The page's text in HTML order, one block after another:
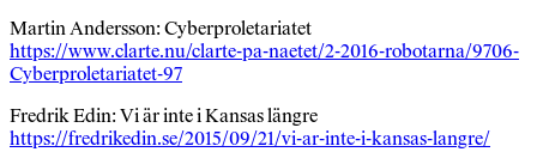
Martin Andersson: Cyberproletariatet
https://www.clarte.nu/clarte-pa-naetet/2-2016-robotarna/9706-
Cyberproletariatet-97
Fredrik Edin: Vi är inte i Kansas längre
https://fredrikedin.se/2015/09/21/vi-ar-inte-i-kansas-langre/